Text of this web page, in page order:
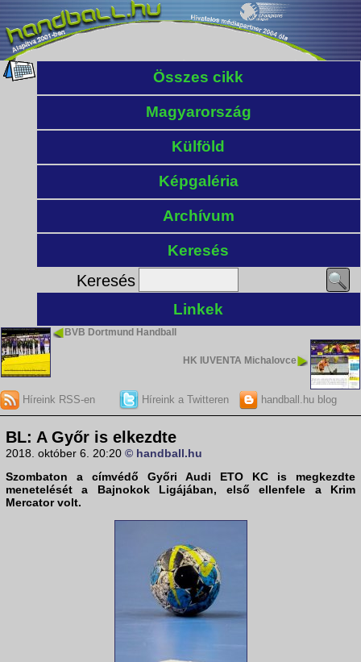
Összes cikk
Magyarország
Külföld
Képgaléria
Archívum
Keresés
Keresés
Linkek
BVB Dortmund Handball
HK IUVENTA Michalovce
Híreink RSS-en Híreink a Twitteren handball.hu blog
BL: A Győr is elkezdte
2018. október 6. 20:20 © handball.hu
Szombaton a címvédő Győri Audi ETO KC is megkezdte
menetelését a Bajnokok Ligájában, első ellenfele a Krim
Mercator volt.